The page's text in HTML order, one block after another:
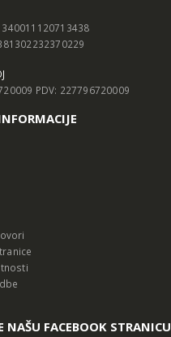
PDV: 227796720009
NAŠU FACEBOOK STRANICU